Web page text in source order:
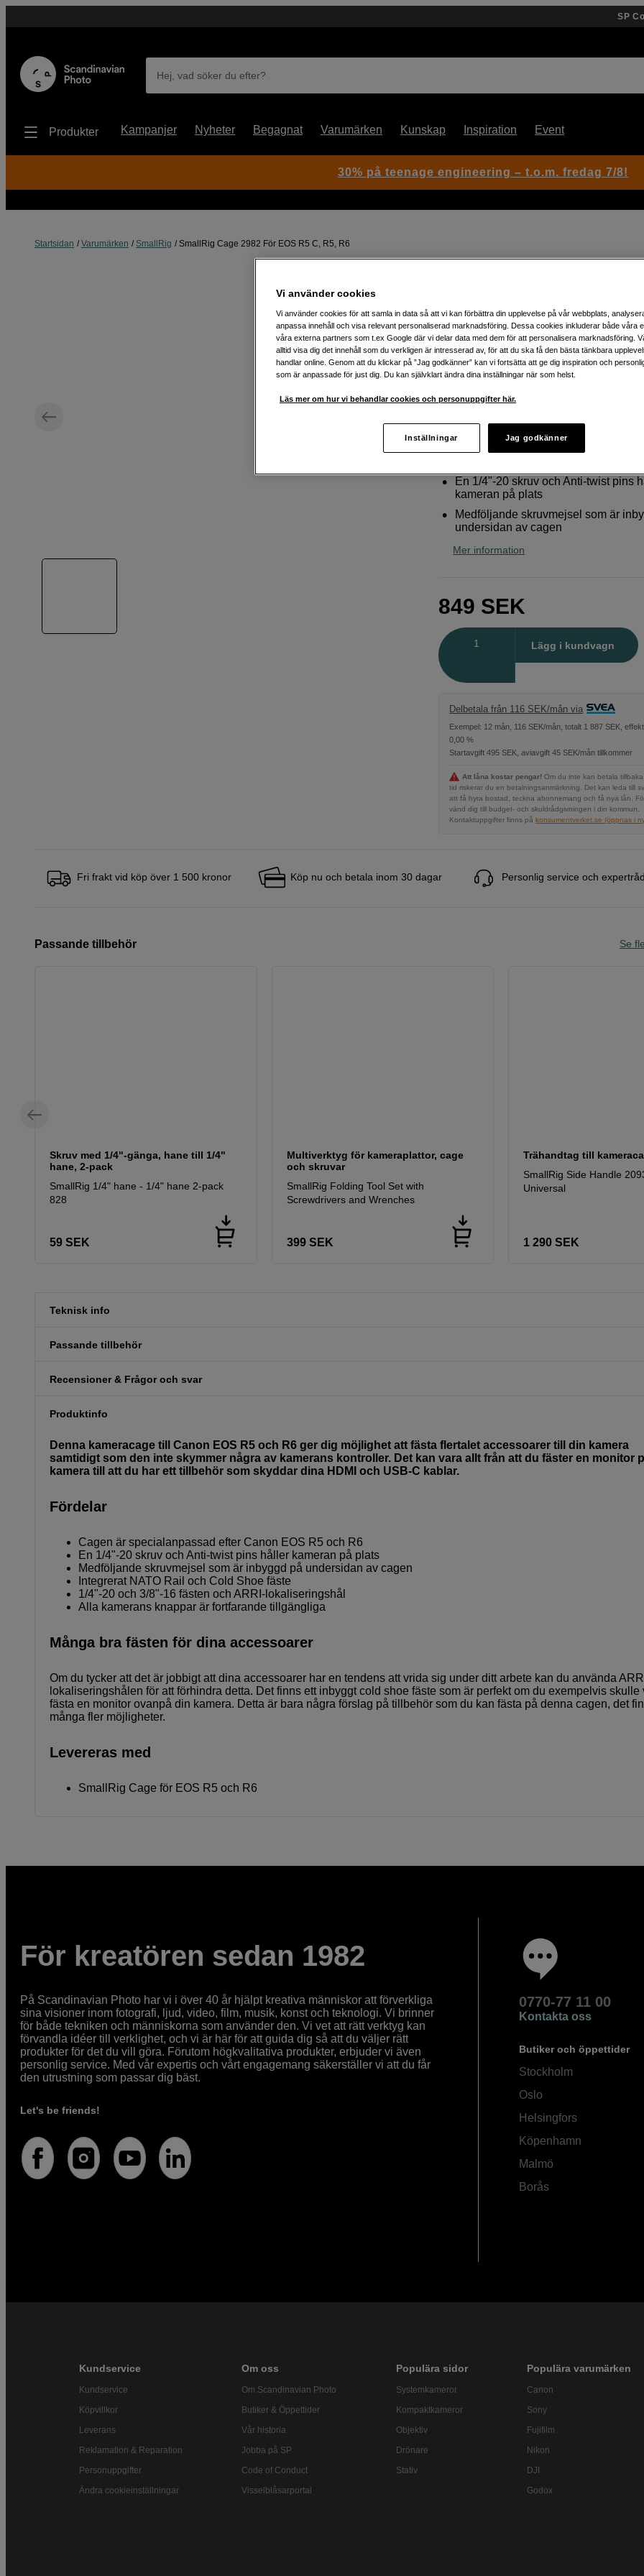
SP
Hej, vad söker du efter?
Produkter Kampanjer Nyheter Begagnat Varumärken Kunskap Inspiration Event
Startsidan Varumärken SmallRig SmallRig Cage 2982 För EOS R5 C, R5, R6
SmallRig Cage 2982 För EOS R5 C, R5, R6
Cage till Canon EOS R5 C,
R6
Webblager:Finns i lager
En 1/4"-20 skruv och Anti-twist pins
kameran på plats
Medföljande skruvmejsel som är
undersidan av cagen
Mer information
849 SEK
Lägg i kundvagn
Delbetala från 116 SEK/mån via
Exempel: 12 mån, 116 SEK/mån, totalt 1 887 SEK,
0,00 %
Startavgift 495 SEK, aviavgift 45 SEK/mån tillkommer
Att låna kostar pengar! Om du inte kan betala
tid riskerar du en betalningsanmärkning. Det kan leda till
att få hyra bostad, teckna abonnemang och få nya lån.
vänd dig till budget- och skuldrådgivningen i din kommun.
Kontaktuppgifter finns på konsumentverket.se (öppnas i
Fri frakt vid köp över 1 500 kronor Köp nu och betala inom 30 dagar Personlig service och
Passande tillbehör Se
Skruv med 1/4"-gänga, hane till 1/4"
hane, 2-pack
SmallRig 1/4" hane - 1/4" hane 2-pack
828
59 SEK
Multiverktyg för kameraplattor, cage
och skruvar
SmallRig Folding Tool Set with
Screwdrivers and Wrenches
399 SEK
Trähandtag till
SmallRig Side Handle
Universal
1 290 SEK
Teknisk info
Passande tillbehör
Recensioner & Frågor och svar
Produktinfo
Denna kameracage till Canon EOS R5 och R6 ger dig möjlighet att fästa flertalet accessoarer till din kamera
samtidigt som den inte skymmer några av kamerans kontroller. Det kan vara allt från att du fäster en monitor
kamera till att du har ett tillbehör som skyddar dina HDMI och USB-C kablar.
Fördelar
Cagen är specialanpassad efter Canon EOS R5 och R6
En 1/4"-20 skruv och Anti-twist pins håller kameran på plats
Medföljande skruvmejsel som är inbyggd på undersidan av cagen
Integrerat NATO Rail och Cold Shoe fäste
1/4"-20 och 3/8"-16 fästen och ARRI-lokaliseringshål
Alla kamerans knappar är fortfarande tillgängliga
Många bra fästen för dina accessoarer
Om du tycker att det är jobbigt att dina accessoarer har en tendens att vrida sig under ditt arbete kan du använda
lokaliseringshålen för att förhindra detta. Det finns ett inbyggt cold shoe fäste som är perfekt om du exempelvis skulle
fästa en monitor ovanpå din kamera. Detta är bara några förslag på tillbehör som du kan fästa på denna cagen, det
många fler möjligheter.
Levereras med
SmallRig Cage för EOS R5 och R6
För kreatören sedan 1982
På Scandinavian Photo har vi i över 40 år hjälpt kreativa människor att förverkliga
sina visioner inom fotografi, ljud, video, film, musik, konst och teknologi. Vi brinner
för både tekniken och människorna som använder den. Vi vet att rätt verktyg kan
förvandla idéer till verklighet, och vi är här för att guida dig så att du väljer rätt
produkter för det du vill göra. Förutom högkvalitativa produkter, erbjuder vi även
personlig service. Med vår expertis och vårt engagemang säkerställer vi att du får
den utrustning som passar dig bäst.
Let's be friends!
0770-77 11 00
Kontakta oss
Butiker och öppettider
Stockholm
Oslo
Helsingfors
Köpenhamn
Malmö
Borås
Kundservice
Kundservice
Köpvillkor
Leverans
Reklamation & Reparation
Personuppgifter
Ändra cookieinställningar
Om oss
Om Scandinavian Photo
Butiker & Öppettider
Vår historia
Jobba på SP
Code of Conduct
Visselblåsarportal
Populära sidor
Systemkameror
Kompaktkameror
Objektiv
Drönare
Stativ
Populära varumärken
Canon
Sony
Fujifilm
Nikon
DJI
Godox
30% på teenage engineering – t.o.m. fredag 7/8!
Vi använder cookies
Vi använder cookies för att samla in data så att vi kan förbättra din upplevelse på vår webbplats,
anpassa innehåll och visa relevant personaliserad marknadsföring. Dessa cookies inkluderar både våra
våra externa partners som t.ex Google där vi delar data med dem för att personalisera marknadsföring.
alltid visa dig det innehåll som du verkligen är intresserad av, för att du ska få den bästa tänkbara
handlar online. Genom att du klickar på ”Jag godkänner” kan vi fortsätta att ge dig inspiration och
som är anpassade för just dig. Du kan självklart ändra dina inställningar när som helst.
Läs mer om hur vi behandlar cookies och personuppgifter här.
Inställningar Jag godkänner